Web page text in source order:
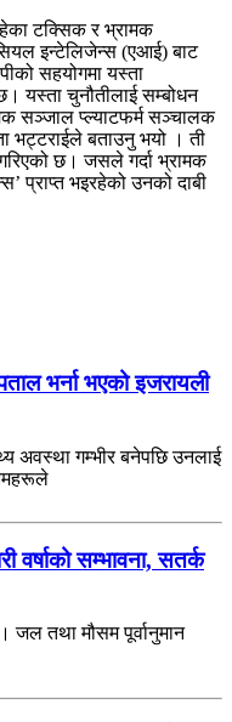
टक्सिक र भ्रामक
इन्टेलिजेन्स (एआई) बाट
सहयोगमा यस्ता
यस्ता चुनौतीलाई सम्बोधन
सञ्जाल प्ल्याटफर्म सञ्चालक
भट्टराईले बताउनु भयो । ती
छ। जसले गर्दा भ्रामक
प्राप्त भइरहेको उनको दाबी
भर्ना भएको इजरायली
अवस्था गम्भीर बनेपछि उनलाई
वर्षाको सम्भावना, सतर्क
जल तथा मौसम पूर्वानुमान